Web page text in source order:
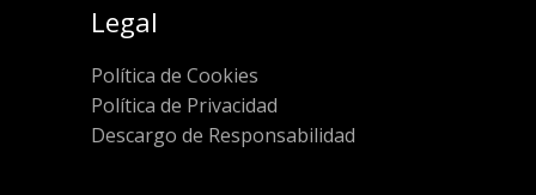
Legal
Política de Cookies
Política de Privacidad
Descargo de Responsabilidad